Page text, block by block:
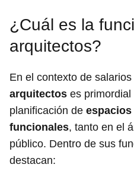
¿Cuál es la
arquitectos?
En el contexto de
arquitectos es
planificación de
funcionales, tanto en el
público. Dentro de sus
destacan: